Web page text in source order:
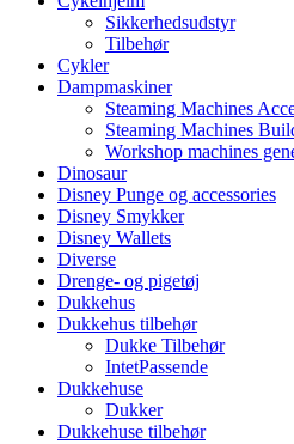
Sikkerhedsudstyr
Tilbehør
Cykler
Dampmaskiner
Steaming Machines
Steaming Machines
Workshop machines
Dinosaur
Disney Punge og accessories
Disney Smykker
Disney Wallets
Diverse
Drenge- og pigetøj
Dukkehus
Dukkehus tilbehør
Dukke Tilbehør
IntetPassende
Dukkehuse
Dukker
Dukkehuse tilbehør